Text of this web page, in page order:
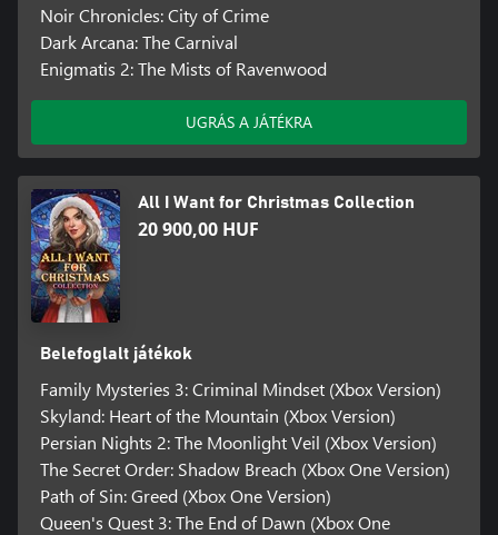
Noir Chronicles: City of Crime
Dark Arcana: The Carnival
Enigmatis 2: The Mists of Ravenwood
UGRÁS A JÁTÉKRA
All I Want for Christmas Collection
20 900,00 HUF
Belefoglalt játékok
Family Mysteries 3: Criminal Mindset (Xbox Version)
Skyland: Heart of the Mountain (Xbox Version)
Persian Nights 2: The Moonlight Veil (Xbox Version)
The Secret Order: Shadow Breach (Xbox One Version)
Path of Sin: Greed (Xbox One Version)
Queen's Quest 3: The End of Dawn (Xbox One